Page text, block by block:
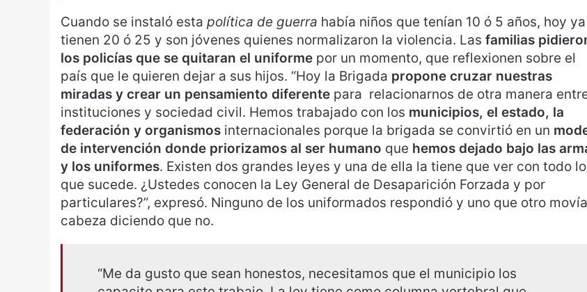
Cuando se instaló esta política de guerra había niños que tenían 10 ó 5 años, hoy ya
tienen 20 ó 25 y son jóvenes quienes normalizaron la violencia. Las familias
los policías que se quitaran el uniforme por un momento, que reflexionen sobre el
país que le quieren dejar a sus hijos. “Hoy la Brigada propone cruzar nuestras
miradas y crear un pensamiento diferente para relacionarnos de otra manera
instituciones y sociedad civil. Hemos trabajado con los municipios, el estado, la
federación y organismos internacionales porque la brigada se convirtió en un
de intervención donde priorizamos al ser humano que hemos dejado bajo las
y los uniformes. Existen dos grandes leyes y una de ella la tiene que ver con todo lo
que sucede. ¿Ustedes conocen la Ley General de Desaparición Forzada y por
particulares?”, expresó. Ninguno de los uniformados respondió y uno que otro
cabeza diciendo que no.
“Me da gusto que sean honestos, necesitamos que el municipio los